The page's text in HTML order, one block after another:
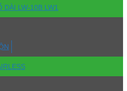
DÀI LW-10B LW1